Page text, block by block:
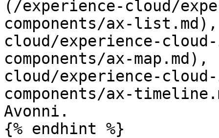
(/experience-cloud/
components/ax-
cloud/experience-
components/ax-
cloud/experience-
components/ax-
Avonni.
{% endhint %}